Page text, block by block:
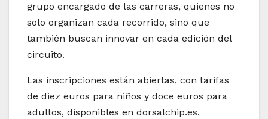
grupo encargado de las carreras, quienes no
solo organizan cada recorrido, sino que
también buscan innovar en cada edición del
circuito.
Las inscripciones están abiertas, con tarifas
de diez euros para niños y doce euros para
adultos, disponibles en dorsalchip.es.